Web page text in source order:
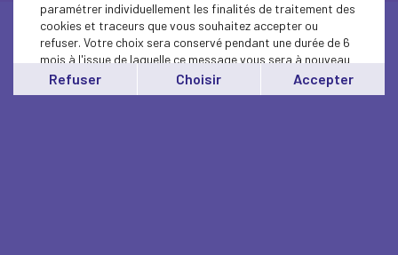
paramétrer individuellement les finalités de traitement des
cookies et traceurs que vous souhaitez accepter ou
refuser. Votre choix sera conservé pendant une durée de 6
mois à l'issue de laquelle ce message vous sera à nouveau
affiché..
Vous pouvez modifier votre choix à tout moment en
Refuser Choisir Accepter